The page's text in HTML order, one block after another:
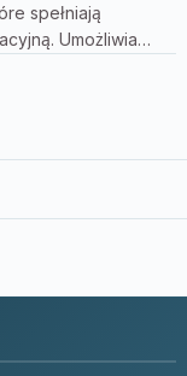
spełniają
Umożliwia